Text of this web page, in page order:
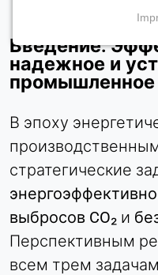
Введение:
надежное и
В эпоху
стратегические
выбросов CO₂ и
Перспективным
всем трем
Требуются для
функциональности
навигации и
отключить.
cookie_consent
Name:
согласие
Provider:
Heat Transfer